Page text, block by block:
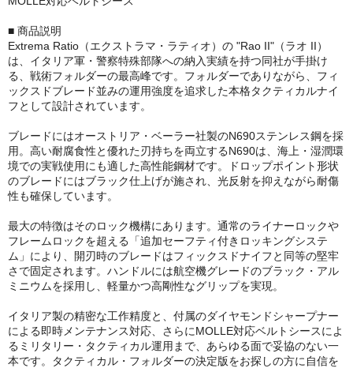
■ 商品説明
Extrema Ratio（エクストラマ・ラティオ）の "Rao II"（ラオ II）
は、イタリア軍・警察特殊部隊への納入実績を持つ同社が手掛け
る、戦術フォルダーの最高峰です。フォルダーでありながら、フィ
ックスドブレード並みの運用強度を追求した本格タクティカルナイ
フとして設計されています。
ブレードにはオーストリア・ベーラー社製のN690ステンレス鋼を採
用。高い耐腐食性と優れた刃持ちを両立するN690は、海上・湿潤環
境での実戦使用にも適した高性能鋼材です。ドロップポイント形状
のブレードにはブラック仕上げが施され、光反射を抑えながら耐傷
性も確保しています。
最大の特徴はそのロック機構にあります。通常のライナーロックや
フレームロックを超える「追加セーフティ付きロッキングシステ
ム」により、開刃時のブレードはフィックスドナイフと同等の堅牢
さで固定されます。ハンドルには航空機グレードのブラック・アル
ミニウムを採用し、軽量かつ高剛性なグリップを実現。
イタリア製の精密な工作精度と、付属のダイヤモンドシャープナー
による即時メンテナンス対応、さらにMOLLE対応ベルトシースによ
るミリタリー・タクティカル運用まで、あらゆる面で妥協のない一
本です。タクティカル・フォルダーの決定版をお探しの方に自信を